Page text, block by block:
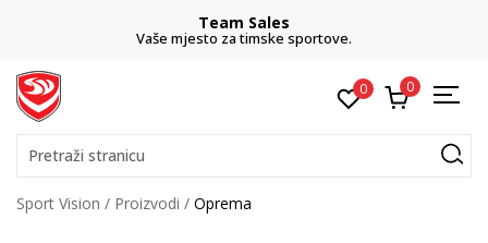
za timske sportove.
0 0
Pretraži stranicu
Sport Vision Proizvodi Oprema